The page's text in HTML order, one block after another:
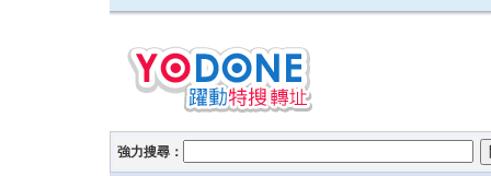
強力搜尋：